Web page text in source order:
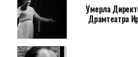
Умерла
Драмтеатра